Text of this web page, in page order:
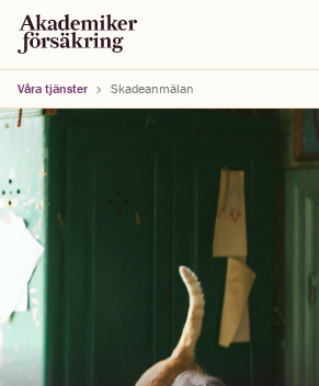
Våra tjänster Skadeanmälan